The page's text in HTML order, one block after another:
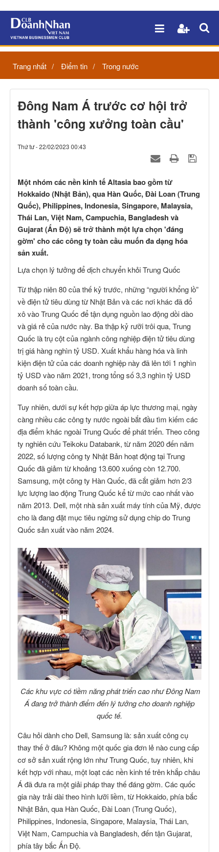
Trang nhất Điểm tin Trong nước
Đông Nam Á trước cơ hội trở
thành 'công xưởng toàn cầu'
Thứ tư - 22/02/2023 00:43
Một nhóm các nền kinh tế Altasia bao gồm từ
Hokkaido (Nhật Bản), qua Hàn Quốc, Đài Loan (Trung
Quốc), Philippines, Indonesia, Singapore, Malaysia,
Thái Lan, Việt Nam, Campuchia, Bangladesh và
Gujarat (Ấn Độ) sẽ trở thành một lựa chọn 'đáng
gờm' cho các công ty toàn cầu muốn đa dạng hóa
sản xuất.
Lựa chọn lý tưởng để dịch chuyển khỏi Trung Quốc
Từ thập niên 80 của thế kỷ trước, những “người khổng lồ”
về điện tử tiêu dùng từ Nhật Bản và các nơi khác đã đổ
xô vào Trung Quốc để tận dụng nguồn lao động dồi dào
và giá rẻ của nước này. Ba thập kỷ rưỡi trôi qua, Trung
Quốc là trụ cột của ngành công nghiệp điện tử tiêu dùng
trị giá hàng nghìn tỷ USD. Xuất khẩu hàng hóa và linh
kiện điện tử của các doanh nghiệp này đã lên tới 1 nghìn
tỷ USD vào năm 2021, trong tổng số 3,3 nghìn tỷ USD
doanh số toàn cầu.
Tuy nhiên, dưới sự kết hợp giữa áp lực thương mại, ngày
càng nhiều các công ty nước ngoài bắt đầu tìm kiếm các
địa điểm khác ngoài Trung Quốc để phát triển. Theo công
ty nghiên cứu Teikoku Databank, từ năm 2020 đến năm
2022, số lượng công ty Nhật Bản hoạt động tại Trung
Quốc đã giảm từ khoảng 13.600 xuống còn 12.700.
Samsung, một công ty Hàn Quốc, đã cắt giảm hơn 2/3
lực lượng lao động Trung Quốc kể từ mức cao nhất vào
năm 2013. Dell, một nhà sản xuất máy tính của Mỹ, được
cho là đang đặt mục tiêu ngừng sử dụng chip do Trung
Quốc sản xuất vào năm 2024.
Các khu vực có tiềm năng phát triển cao như Đông Nam
Á đang trở thành điểm đến lý tưởng cho doanh nghiệp
quốc tế.
Câu hỏi dành cho Dell, Samsung là: sản xuất công cụ
thay thế ở đâu? Không một quốc gia đơn lẻ nào cung cấp
cơ sở sản xuất rộng lớn như Trung Quốc, tuy nhiên, khi
kết hợp với nhau, một loạt các nền kinh tế trên khắp châu
Á đã đưa ra một giải pháp thay thế đáng gờm. Các quốc
gia này trải dài theo hình lưỡi liềm, từ Hokkaido, phía bắc
Nhật Bản, qua Hàn Quốc, Đài Loan (Trung Quốc),
Philippines, Indonesia, Singapore, Malaysia, Thái Lan,
Việt Nam, Campuchia và Bangladesh, đến tận Gujarat,
phía tây bắc Ấn Độ.